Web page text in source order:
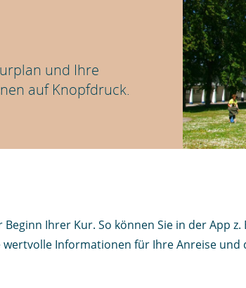
und Ihre
auf Knopfdruck.
Ihrer Kur. So können Sie in der App z.
Informationen für Ihre Anreise und